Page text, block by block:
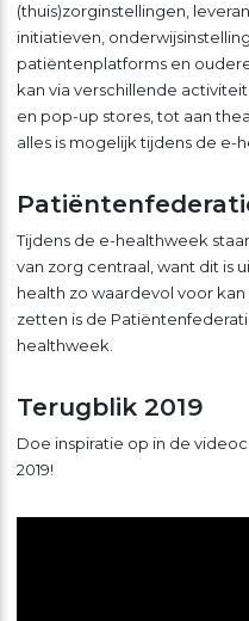
(thuis)zorginstellingen,
initiatieven,
patiëntenplatforms en
kan via verschillende
en pop-up stores, tot aan
alles is mogelijk tijdens de e-
Tijdens de e-healthweek
van zorg centraal, want dit is
health zo waardevol voor
zetten is de
healthweek.
Terugblik 2019
Doe inspiratie op in de
2019!